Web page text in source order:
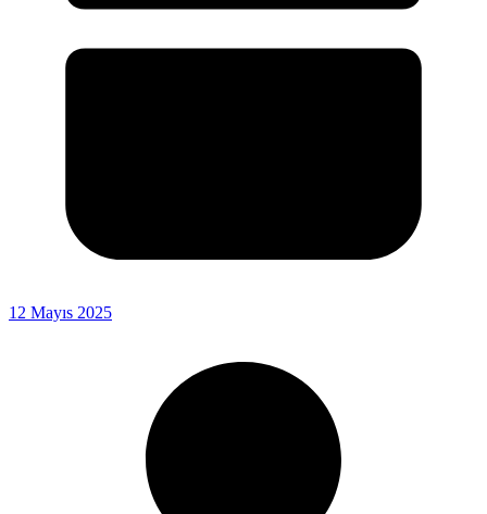
12 Mayıs 2025